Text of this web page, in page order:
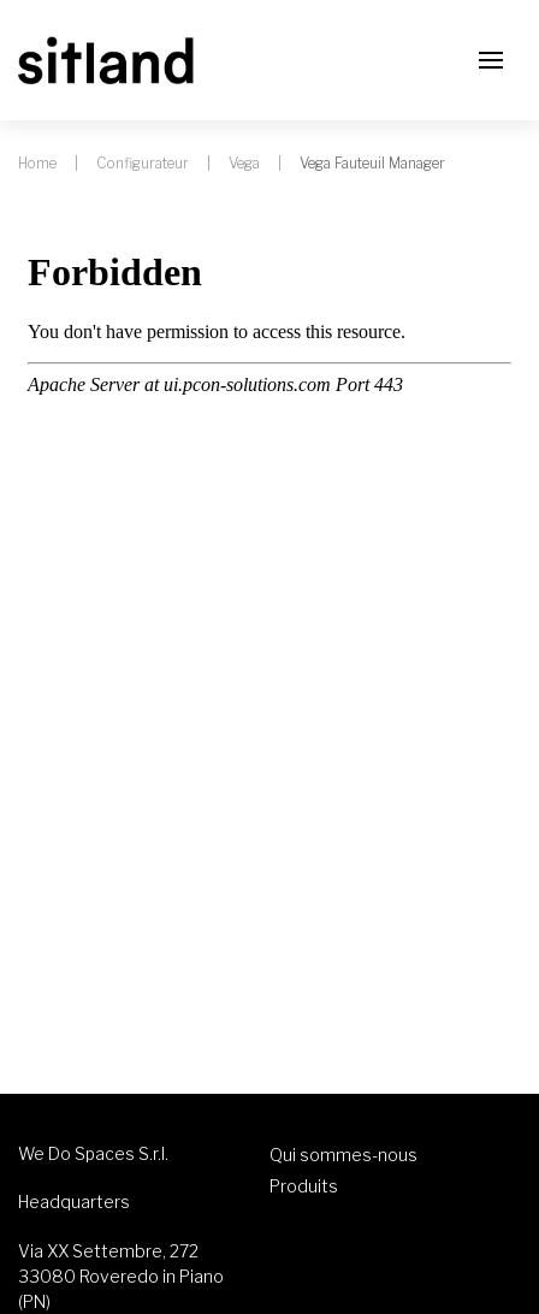
Home Configurateur Vega Vega Fauteuil Manager
We Do Spaces S.r.l.
Headquarters
Via XX Settembre, 272
33080 Roveredo in Piano
(PN)
Qui sommes-nous
Produits